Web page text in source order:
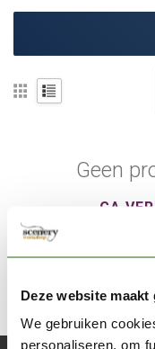
Deze website
We gebruiken
personaliseren, om
Geen
GA